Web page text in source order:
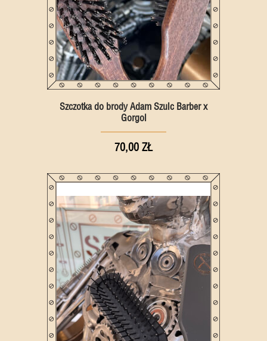
Szczotka do brody Adam Szulc Barber x
Gorgol
70,00 ZŁ